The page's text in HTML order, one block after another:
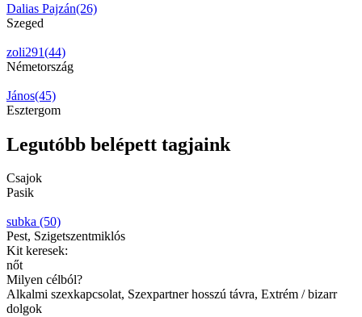
Dalias Pajzán(26)
Szeged
zoli291(44)
Németország
János(45)
Esztergom
Legutóbb belépett tagjaink
Csajok
Pasik
subka (50)
Pest, Szigetszentmiklós
Kit keresek:
nőt
Milyen célból?
Alkalmi szexkapcsolat, Szexpartner hosszú távra, Extrém / bizarr
dolgok